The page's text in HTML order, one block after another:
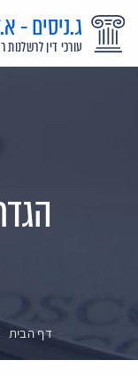
ג.ניסים -
עורכי דין לרשלנות
דף הבית